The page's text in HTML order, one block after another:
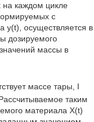
на каждом цикле
с
y(t), осуществляется в
дозируемого
массы в
массе тары, I
таким
материала Х(t)